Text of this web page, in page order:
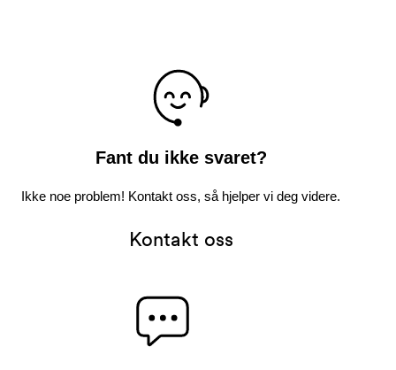
Fant du ikke svaret?
Ikke noe problem! Kontakt oss, så hjelper vi deg videre.
Kontakt oss